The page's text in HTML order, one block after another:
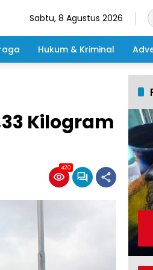
Sabtu, 8 Agustus 2026
Hukum & Kriminal
Kilogram
420